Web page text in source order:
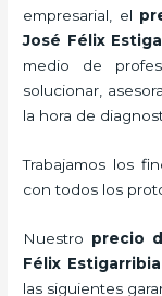
empresarial, el
José Félix
medio de
solucionar,
la hora de
Trabajamos los
con todos los
Nuestro precio
Félix
las siguientes